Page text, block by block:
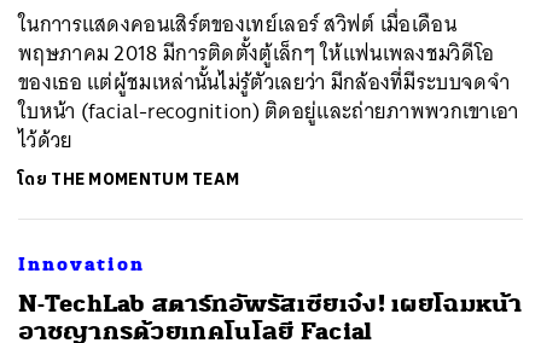
ในกาารแสดงคอนเสิร์ตของเทย์เลอร์ สวิฟต์ เมื่อเดือน
พฤษภาคม 2018 มีการติดตั้งตู้เล็กๆ ให้แฟนเพลงชมวิดีโอ
ของเธอ แต่ผู้ชมเหล่านั้นไม่รู้ตัวเลยว่า มีกล้องที่มีระบบจดจำ
ใบหน้า (facial-recognition) ติดอยู่และถ่ายภาพพวกเขาเอา
ไว้ด้วย
โดย THE MOMENTUM TEAM
Innovation
N-TechLab สตาร์ทอัพรัสเซียเจ๋ง! เผยโฉมหน้า
อาชญากรด้วยเทคโนโลยี Facial